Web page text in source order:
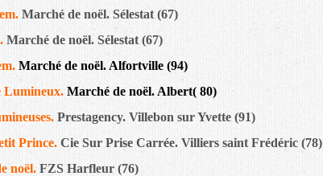
Marché de noël. Sélestat (67)
Marché de noël. Sélestat (67)
Marché de noël. Alfortville (94)
Lumineux. Marché de noël. Albert( 80)
Prestagency. Villebon sur Yvette (91)
Prince. Cie Sur Prise Carrée. Villiers saint Frédéric (78)
noël. FZS Harfleur (76)